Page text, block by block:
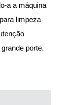
a a máquina
limpeza
porte.